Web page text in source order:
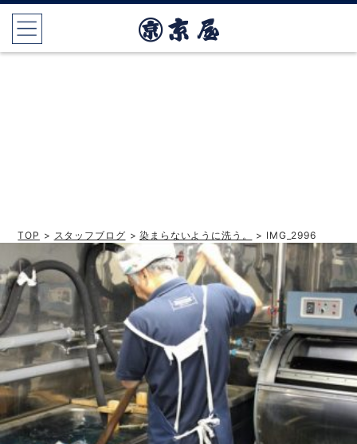
TOP > スタッフブログ >染まらないように洗う。 > IMG_2996